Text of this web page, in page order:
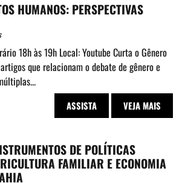
HUMANOS: PERSPECTIVAS
18h às 19h Local: Youtube Curta o Gênero
que relacionam o debate de gênero e
ASSISTA VEJA MAIS
DE POLÍTICAS
FAMILIAR E ECONOMIA